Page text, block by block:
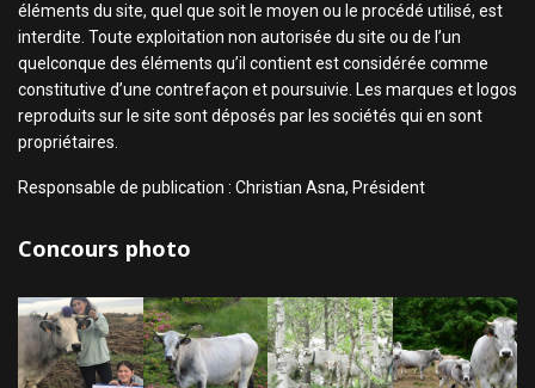
éléments du site, quel que soit le moyen ou le procédé utilisé, est
interdite. Toute exploitation non autorisée du site ou de l’un
quelconque des éléments qu’il contient est considérée comme
constitutive d’une contrefaçon et poursuivie. Les marques et logos
reproduits sur le site sont déposés par les sociétés qui en sont
propriétaires.
Responsable de publication : Christian Asna, Président
Concours photo